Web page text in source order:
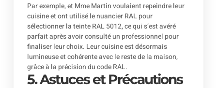
Par exemple, et Mme Martin voulaient repeindre leur
cuisine et ont utilisé le nuancier RAL pour
sélectionner la teinte RAL 5012, ce qui s’est avéré
parfait après avoir consulté un professionnel pour
finaliser leur choix. Leur cuisine est désormais
lumineuse et cohérente avec le reste de la maison,
grâce à la précision du code RAL.
5. Astuces et Précautions